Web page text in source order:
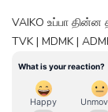
VAIKO உப்பா
TVK | MDMK |